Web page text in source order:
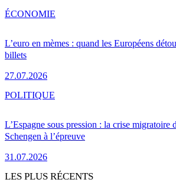
L’euro en mèmes : quand les Européens
billets
27.07.2026
ÉCONOMIE
L’Espagne sous pression : la crise migratoire
Schengen à l’épreuve
31.07.2026
POLITIQUE
LES PLUS RÉCENTS